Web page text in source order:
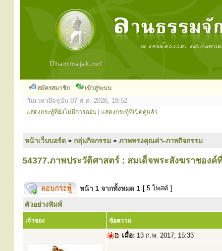
สมัครสมาชิก เข้าสู่ระบบ
วันเวลาปัจจุบัน 07 ส.ค. 2026, 19:52
แสดงกระทู้ที่ยังไม่มีการตอบ แสดงกระทู้ที่เปิดดูแล้ว
หน้าเว็บบอร์ด » กลุ่มกิจกรรม » ภาพทรงคุณค่า-ภาพกิจกรรม
54377.ภาพประวัติศาสตร์ : สมเด็จพระสังฆราชอง
หน้า 1 จากทั้งหมด 1 [ 5 โพสต์ ]
ตัวอย่างพิมพ์
เจ้าของ ข้อความ
เมื่อ: 13 ก.พ. 2017, 15:33